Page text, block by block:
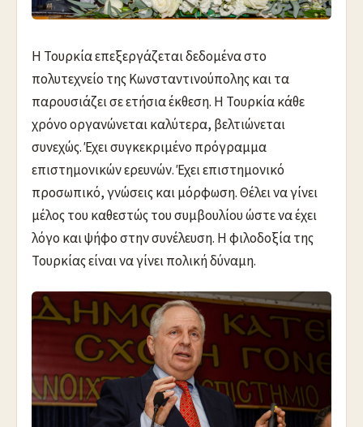
Η Τουρκία επεξεργάζεται δεδομένα στο
πολυτεχνείο της Κωνσταντινούπολης και τα
παρουσιάζει σε ετήσια έκθεση. Η Τουρκία κάθε
χρόνο οργανώνεται καλύτερα, βελτιώνεται
συνεχώς. Έχει συγκεκριμένο πρόγραμμα
επιστημονικών ερευνών. Έχει επιστημονικό
προσωπικό, γνώσεις και μόρφωση. Θέλει να γίνει
μέλος του καθεστώς του συμβουλίου ώστε να έχει
λόγο και ψήφο στην συνέλευση. Η φιλοδοξία της
Τουρκίας είναι να γίνει πολική δύναμη.